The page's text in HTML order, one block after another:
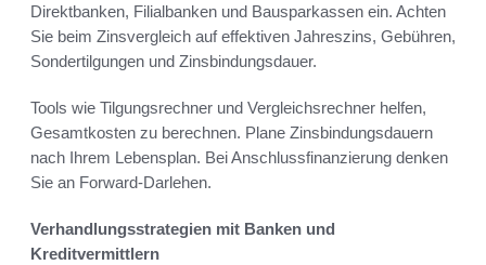
Direktbanken, Filialbanken und Bausparkassen ein. Achten
Sie beim Zinsvergleich auf effektiven Jahreszins, Gebühren,
Sondertilgungen und Zinsbindungsdauer.
Tools wie Tilgungsrechner und Vergleichsrechner helfen,
Gesamtkosten zu berechnen. Plane Zinsbindungsdauern
nach Ihrem Lebensplan. Bei Anschlussfinanzierung denken
Sie an Forward-Darlehen.
Verhandlungsstrategien mit Banken und
Kreditvermittlern